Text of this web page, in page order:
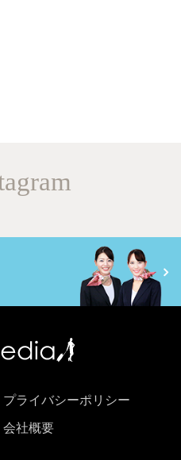
プライバシーポリシー
会社概要